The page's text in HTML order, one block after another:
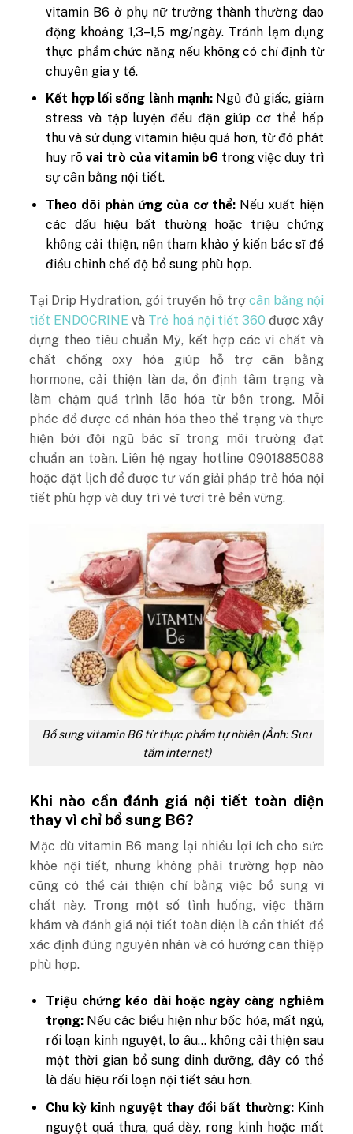
vitamin B6 ở phụ nữ trưởng thành thường dao
động khoảng 1,3–1,5 mg/ngày. Tránh lạm dụng
thực phẩm chức năng nếu không có chỉ định từ
chuyên gia y tế.
Kết hợp lối sống lành mạnh: Ngủ đủ giấc, giảm
stress và tập luyện đều đặn giúp cơ thể hấp
thu và sử dụng vitamin hiệu quả hơn, từ đó phát
huy rõvai trò của vitamin b6 trong việc duy trì
sự cân bằng nội tiết.
Theo dõi phản ứng của cơ thể:Nếu xuất hiện
các dấu hiệu bất thường hoặc triệu chứng
không cải thiện, nên tham khảo ý kiến bác sĩ để
điều chỉnh chế độ bổ sung phù hợp.
Tại Drip Hydration, gói truyền hỗ trợ cân bằng nội
tiết ENDOCRINE và Trẻ hoá nội tiết 360 được xây
dựng theo tiêu chuẩn Mỹ, kết hợp các vi chất và
chất chống oxy hóa giúp hỗ trợ cân bằng
hormone, cải thiện làn da, ổn định tâm trạng và
làm chậm quá trình lão hóa từ bên trong. Mỗi
phác đồ được cá nhân hóa theo thể trạng và thực
hiện bởi đội ngũ bác sĩ trong môi trường đạt
chuẩn an toàn. Liên hệ ngay hotline 0901885088
hoặc đặt lịch để được tư vấn giải pháp trẻ hóa nội
tiết phù hợp và duy trì vẻ tươi trẻ bền vững.
Bổ sung vitamin B6 từ thực phẩm tự nhiên (Ảnh: Sưu
tầm internet)
Khi nào cần đánh giá nội tiết toàn diện
thay vì chỉ bổ sung B6?
Mặc dù vitamin B6 mang lại nhiều lợi ích cho sức
khỏe nội tiết, nhưng không phải trường hợp nào
cũng có thể cải thiện chỉ bằng việc bổ sung vi
chất này. Trong một số tình huống, việc thăm
khám và đánh giá nội tiết toàn diện là cần thiết để
xác định đúng nguyên nhân và có hướng can thiệp
phù hợp.
Triệu chứng kéo dài hoặc ngày càng nghiêm
trọng: Nếu các biểu hiện như bốc hỏa, mất ngủ,
rối loạn kinh nguyệt, lo âu… không cải thiện sau
một thời gian bổ sung dinh dưỡng, đây có thể
là dấu hiệu rối loạn nội tiết sâu hơn.
Chu kỳ kinh nguyệt thay đổi bất thường:Kinh
nguyệt quá thưa, quá dày, rong kinh hoặc mất